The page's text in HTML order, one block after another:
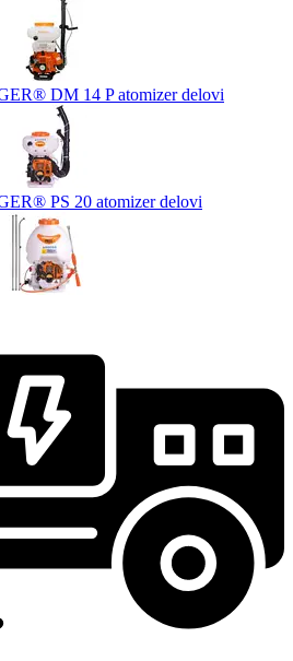
DM 14 P atomizer delovi
PS 20 atomizer delovi